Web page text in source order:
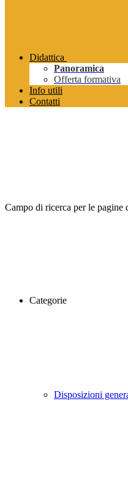
Didattica
Panoramica
Offerta formativa
Info utili
Contatti
Campo di ricerca per le pagine
Categorie
Disposizioni